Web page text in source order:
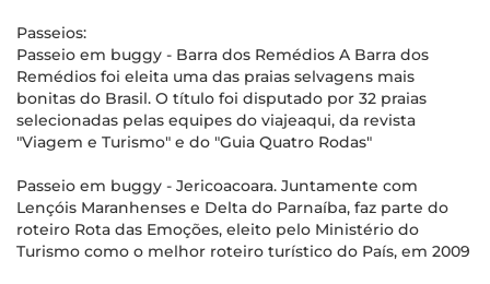
Passeios:
Passeio em buggy - Barra dos Remédios A Barra dos
Remédios foi eleita uma das praias selvagens mais
bonitas do Brasil. O título foi disputado por 32 praias
selecionadas pelas equipes do viajeaqui, da revista
"Viagem e Turismo" e do "Guia Quatro Rodas"
Passeio em buggy - Jericoacoara. Juntamente com
Lençóis Maranhenses e Delta do Parnaíba, faz parte do
roteiro Rota das Emoções, eleito pelo Ministério do
Turismo como o melhor roteiro turístico do País, em 2009